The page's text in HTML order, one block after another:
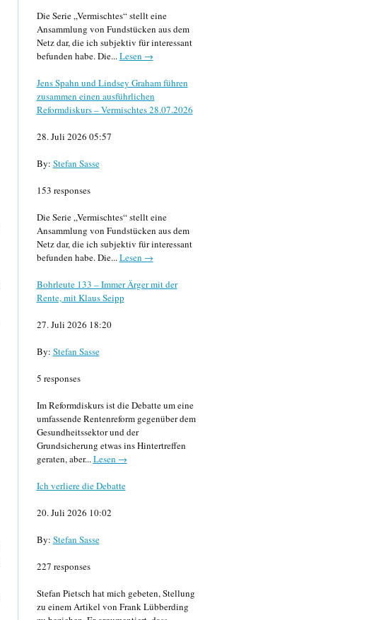
Die Serie „Vermischtes“ stellt eine
Ansammlung von Fundstücken aus dem
Netz dar, die ich subjektiv für interessant
befunden habe. Die...Lesen →
Jens Spahn und Lindsey Graham führen
zusammen einen ausführlichen
Reformdiskurs – Vermischtes 28.07.2026
28. Juli 2026 05:57
By: Stefan Sasse
153 responses
Die Serie „Vermischtes“ stellt eine
Ansammlung von Fundstücken aus dem
Netz dar, die ich subjektiv für interessant
befunden habe. Die...Lesen →
Bohrleute 133 – Immer Ärger mit der
Rente, mit Klaus Seipp
27. Juli 2026 18:20
By: Stefan Sasse
5 responses
Im Reformdiskurs ist die Debatte um eine
umfassende Rentenreform gegenüber dem
Gesundheitssektor und der
Grundsicherung etwas ins Hintertreffen
geraten, aber...Lesen →
Ich verliere die Debatte
20. Juli 2026 10:02
By: Stefan Sasse
227 responses
Stefan Pietsch hat mich gebeten, Stellung
zu einem Artikel von Frank Lübberding